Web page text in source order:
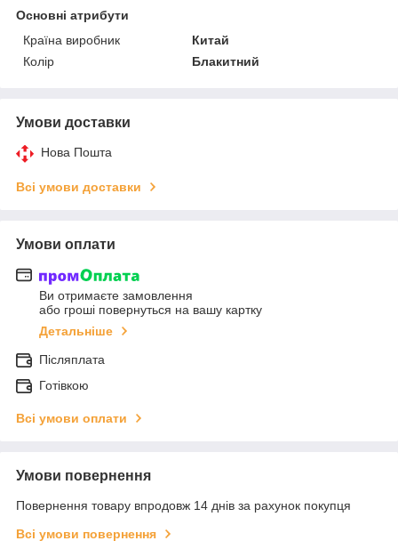
Основні атрибути
Країна виробник
Китай
Колір
Блакитний
Умови доставки
Нова Пошта
Всі умови доставки
Умови оплати
Ви отримаєте замовлення
або гроші повернуться на вашу картку
Детальніше
Післяплата
Готівкою
Всі умови оплати
Умови повернення
Повернення товару впродовж 14 днів за рахунок покупця
Всі умови повернення